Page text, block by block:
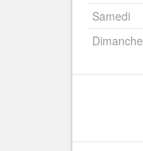
Samedi
Dimanche